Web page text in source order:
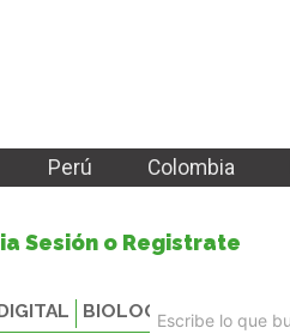
Perú Colombia
Sesión o Registrate
BIOLOGICALS